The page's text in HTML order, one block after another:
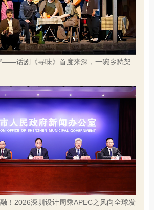
——话剧《寻味》首度来深，一碗乡愁架
！2026深圳设计周乘APEC之风向全球发